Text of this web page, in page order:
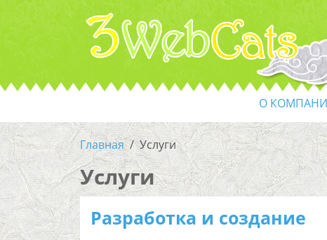
О
Главная Услуги
Услуги
Разработка и создание